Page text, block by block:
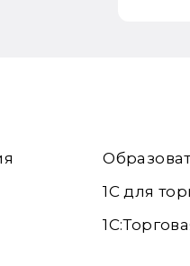
1С для